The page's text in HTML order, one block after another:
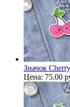
Значок
Цена: 75.00